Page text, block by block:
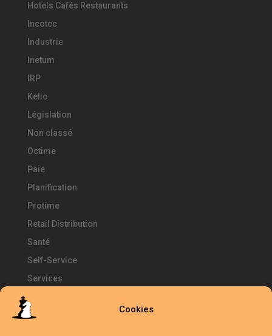
Cookies
Hotels Cafés Restaurants
Incotec
Industrie
Inetum
IRP
Kelio
Législation
Non classé
Octime
Paie
Planification
Protime
Retail Distribution
Santé
Self-Service
Services
Télétravail